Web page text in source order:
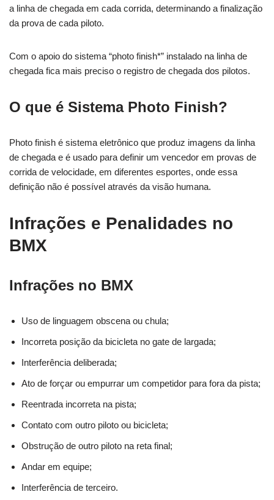
a linha de chegada em cada corrida, determinando a finalização
da prova de cada piloto.
Com o apoio do sistema “photo finish*” instalado na linha de
chegada fica mais preciso o registro de chegada dos pilotos.
O que é Sistema Photo Finish?
Photo finish é sistema eletrônico que produz imagens da linha
de chegada e é usado para definir um vencedor em provas de
corrida de velocidade, em diferentes esportes, onde essa
definição não é possível através da visão humana.
Infrações e Penalidades no
BMX
Infrações no BMX
Uso de linguagem obscena ou chula;
Incorreta posição da bicicleta no gate de largada;
Interferência deliberada;
Ato de forçar ou empurrar um competidor para fora da pista;
Reentrada incorreta na pista;
Contato com outro piloto ou bicicleta;
Obstrução de outro piloto na reta final;
Andar em equipe;
Interferência de terceiro.